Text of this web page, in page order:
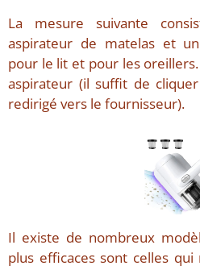
La mesure suivante
aspirateur de matelas et
pour le lit et pour les
aspirateur (il suffit de
redirigé vers le fournisseur).
Il existe de nombreux
plus efficaces sont celles